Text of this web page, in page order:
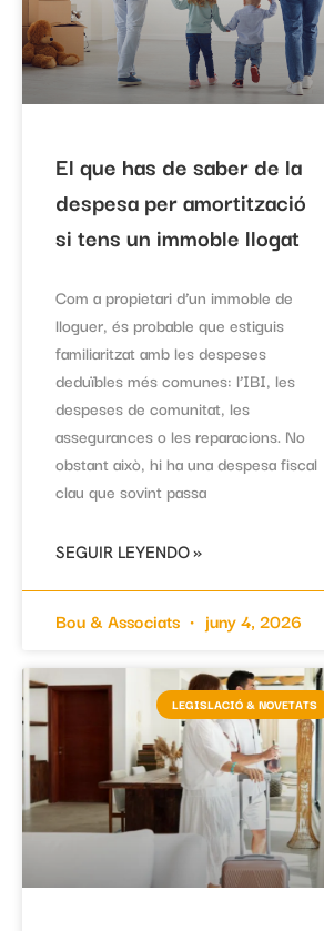
El que has de saber de la
despesa per amortització
si tens un immoble llogat
Com a propietari d’un immoble de
lloguer, és probable que estiguis
familiaritzat amb les despeses
deduïbles més comunes: l’IBI, les
despeses de comunitat, les
assegurances o les reparacions. No
obstant això, hi ha una despesa fiscal
clau que sovint passa
SEGUIR LEYENDO »
Bou & Associats juny 4, 2026
LEGISLACIÓ & NOVETATS